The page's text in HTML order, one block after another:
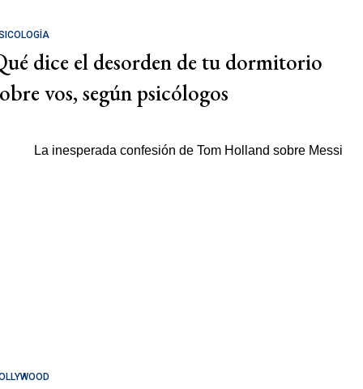
dice el desorden de tu dormitorio
vos, según psicólogos